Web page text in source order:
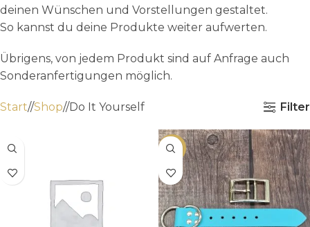
deinen Wünschen und Vorstellungen gestaltet.
So kannst du deine Produkte weiter aufwerten.
Übrigens, von jedem Produkt sind auf Anfrage auch
Sonderanfertigungen möglich.
Start/ Shop/ Do It Yourself Filter
-11%